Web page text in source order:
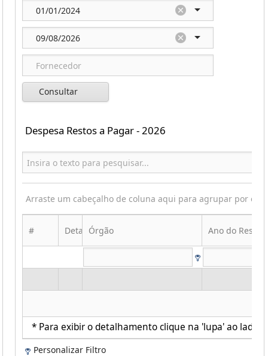
Consultar
Despesa Restos a Pagar - 2026
Arraste um cabeçalho de coluna aqui para agrupar por
* Para exibir o detalhamento clique na 'lupa' ao lado
# DetalhesÓrgão Ano do Resto
Personalizar Filtro